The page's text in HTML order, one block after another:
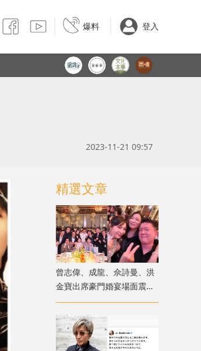
爆料 登入
2023-11-21 09:57
精選文章
曾志偉、成龍、佘詩曼、洪
金寶出席豪門婚宴場面震撼
猶如頒獎禮紅地氈